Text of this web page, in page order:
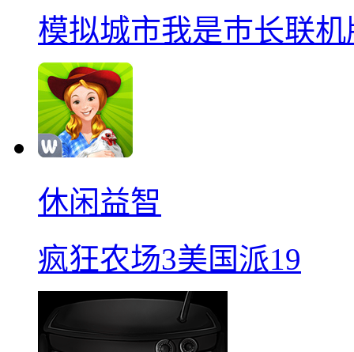
模拟城市我是巿长联机
休闲益智
疯狂农场3美国派19